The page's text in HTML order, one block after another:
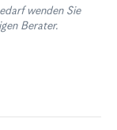
wenden Sie
Berater.